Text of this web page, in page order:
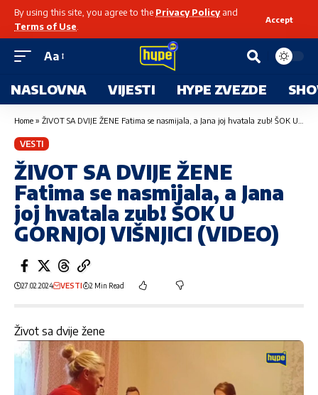
By using this site, you agree to the Privacy Policyand
Terms of Use
Accept
Aa
NASLOVNA VIJESTI HYPE ZVEZDE
Home » ŽIVOT SA DVIJE ŽENE Fatima se nasmijala, a Jana joj hvatala zub! ŠOK U GORNJOJ VIŠNJICI (VIDEO)
VESTI
ŽIVOT SA DVIJE ŽENE
Fatima se nasmijala, a Jana
joj hvatala zub! ŠOK U
GORNJOJ VIŠNJICI (VIDEO)
27.02.2024 VESTI 2 Min Read
Život sa dvije žene